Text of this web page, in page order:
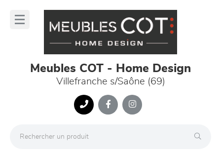
Meubles COT - Home Design
Villefranche s/Saône (69)